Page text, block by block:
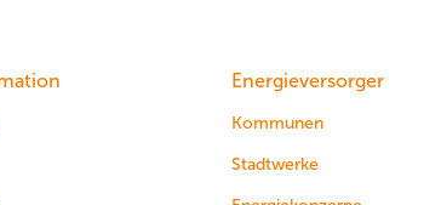
Energieversorger
Kommunen
Stadtwerke